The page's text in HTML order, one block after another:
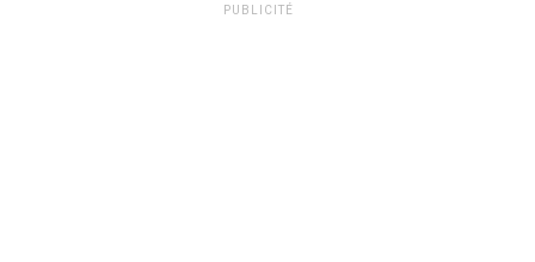
PUBLICITÉ